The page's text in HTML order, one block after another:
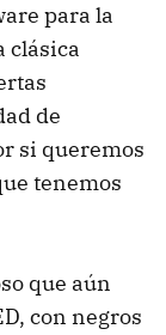
para la
clásica
de
si queremos
tenemos
que aún
con negros